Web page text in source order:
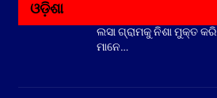
ଓଡ଼ିଶା
ଲସା ଗ୍ରାମକୁ ନିଶା ମୁକ୍ତ
ମାନେ…